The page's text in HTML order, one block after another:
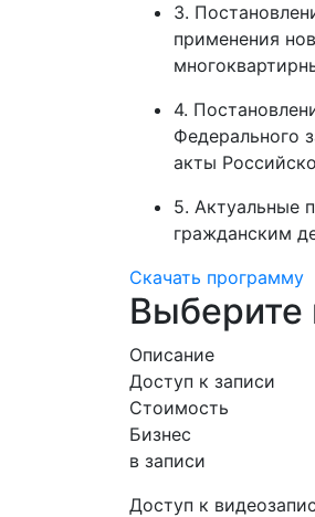
3.
применения
4.
Федерального
акты Российско
5. Актуальные
гражданским
Скачать программу
Выберите
Описание
Доступ к записи
Стоимость
Бизнес
в записи
Доступ к